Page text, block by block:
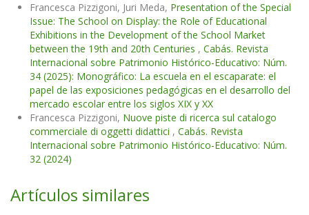
Francesca Pizzigoni, Juri Meda, Presentation of the Special
Issue: The School on Display: the Role of Educational
Exhibitions in the Development of the School Market
between the 19th and 20th Centuries , Cabás. Revista
Internacional sobre Patrimonio Histórico-Educativo: Núm.
34 (2025): Monográfico: La escuela en el escaparate: el
papel de las exposiciones pedagógicas en el desarrollo del
mercado escolar entre los siglos XIX y XX
Francesca Pizzigoni, Nuove piste di ricerca sul catalogo
commerciale di oggetti didattici , Cabás. Revista
Internacional sobre Patrimonio Histórico-Educativo: Núm.
32 (2024)
Artículos similares